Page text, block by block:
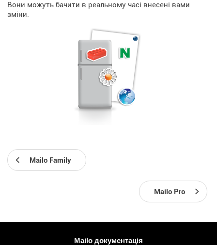
Вони можуть бачити в реальному часі внесені вами
зміни.
Mailo Family
Mailo Pro
Mailo документація